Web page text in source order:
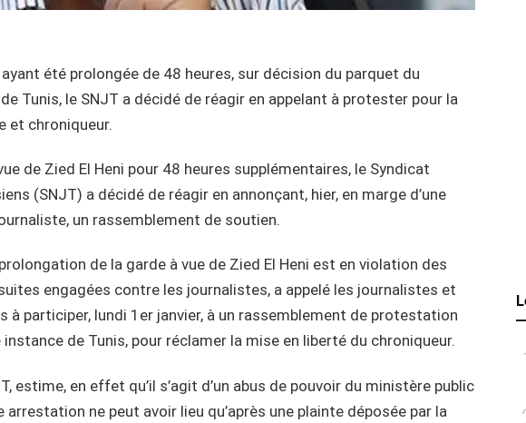
été prolongée de 48 heures, sur décision du parquet du
Tunis, le SNJT a décidé de réagir en appelant à protester pour la
et chroniqueur.
de Zied El Heni pour 48 heures supplémentaires, le Syndicat
(SNJT) a décidé de réagir en annonçant, hier, en marge d’une
un rassemblement de soutien.
de la garde à vue de Zied El Heni est en violation des
engagées contre les journalistes, a appelé les journalistes et
à participer, lundi 1er janvier, à un rassemblement de protestation
de Tunis, pour réclamer la mise en liberté du chroniqueur.
estime, en effet qu’il s’agit d’un abus de pouvoir du ministère public
ne peut avoir lieu qu’après une plainte déposée par la